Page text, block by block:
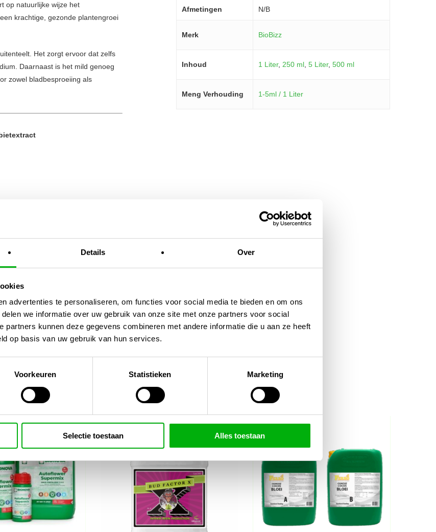
Details Over
advertenties te personaliseren, om functies voor social media te bieden en om ons
we informatie over uw gebruik van onze site met onze partners voor social
partners kunnen deze gegevens combineren met andere informatie die u aan ze heeft
op basis van uw gebruik van hun services.
Voorkeuren Statistieken Marketing
Selectie toestaan Alles toestaan
op natuurlijke wijze het
krachtige, gezonde plantengroei
Het zorgt ervoor dat zelfs
Daarnaast is het mild genoeg
zowel bladbesproeiing als
krachtig wortelgestel – vooral in
ph-ec-meters/
Afmetingen N/B
Merk BioBizz
Inhoud 1 Liter, 250 ml, 5 Liter, 500 ml
Meng Verhouding 1-5ml / 1 Liter